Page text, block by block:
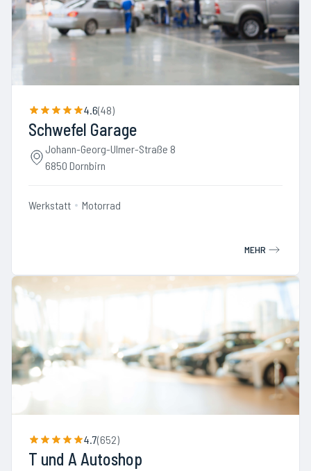
4.6(48)
Schwefel Garage
Johann-Georg-Ulmer-Straße 8
6850 Dornbirn
Werkstatt Motorrad
MEHR
4.7(652)
T und A Autoshop